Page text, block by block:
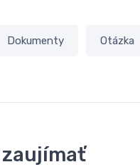
Dokumenty Otázka
zaujímať